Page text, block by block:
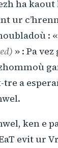
ha
ur
: «
» : Pa
a
ken e
evit ur